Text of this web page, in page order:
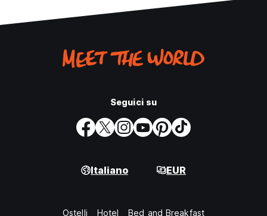
Seguici su
Italiano EUR
Ostelli Hotel Bed and Breakfast